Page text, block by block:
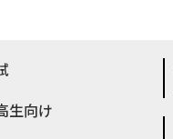
生向け